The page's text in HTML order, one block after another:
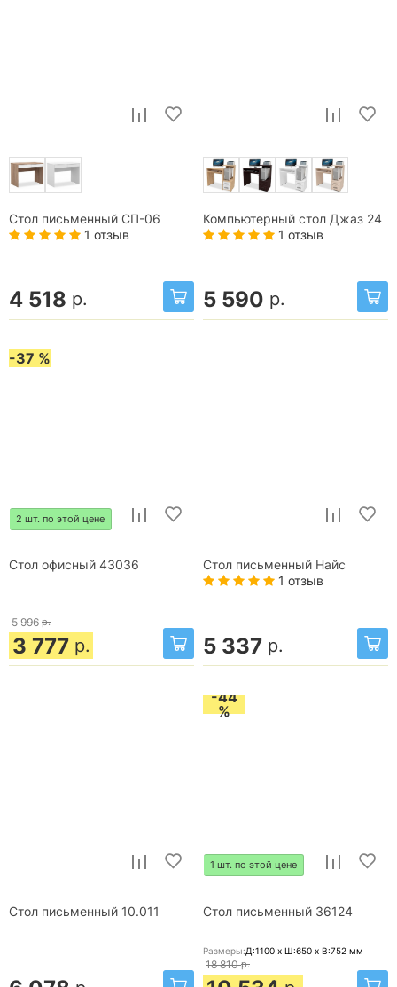
Стол письменный СП-06
1 отзыв
4 518 р.
Компьютерный стол Джаз 24
1 отзыв
5 590 р.
-37 %
2 шт. по этой цене
Стол офисный 43036
5 996 р.
3 777 р.
Стол письменный Найс
1 отзыв
5 337 р.
Стол письменный 10.011
-44
%
1 шт. по этой цене
Стол письменный 36124
Размеры:Д:1100 x Ш:650 x В:752 мм
18 810 р.